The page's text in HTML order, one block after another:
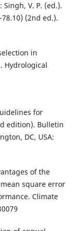
V. P. (ed.).
(2nd ed.).
in
Hydrological
for
edition). Bulletin
DC, USA:
of the
square error
Climate